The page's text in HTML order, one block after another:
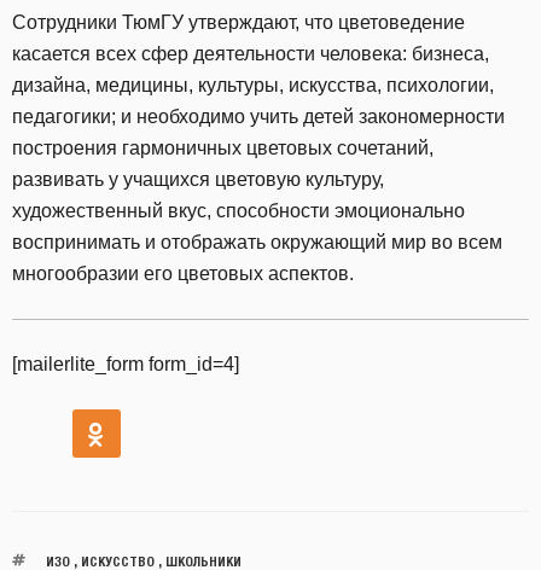
Сотрудники ТюмГУ утверждают, что цветоведение
касается всех сфер деятельности человека: бизнеса,
дизайна, медицины, культуры, искусства, психологии,
педагогики; и необходимо учить детей закономерности
построения гармоничных цветовых сочетаний,
развивать у учащихся цветовую культуру,
художественный вкус, способности эмоционально
воспринимать и отображать окружающий мир во всем
многообразии его цветовых аспектов.
[mailerlite_form form_id=4]
ИЗО, ИСКУССТВО, ШКОЛЬНИКИ